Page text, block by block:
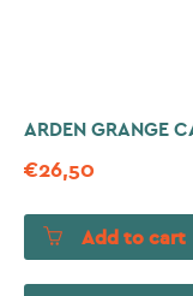
ARDEN GRANGE
€26,50
Add to cart